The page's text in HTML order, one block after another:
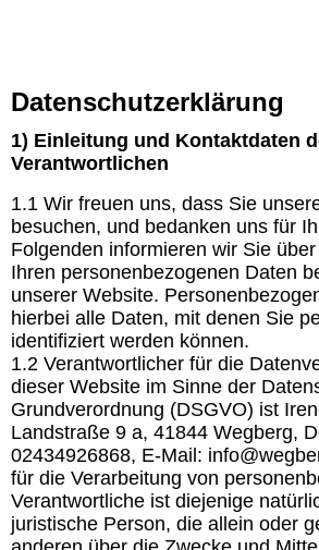
Datenschutzerklärung
1) Einleitung und Kontaktdaten
Verantwortlichen
1.1 Wir freuen uns, dass Sie
besuchen, und bedanken uns für
Folgenden informieren wir Sie
Ihren personenbezogenen Daten
unserer Website.
hierbei alle Daten, mit denen Sie
identifiziert werden können.
1.2 Verantwortlicher für die
dieser Website im Sinne der
Grundverordnung (DSGVO) ist
Landstraße 9 a, 41844 Wegberg,
02434926868, E-Mail:
für die Verarbeitung von
Verantwortliche ist diejenige
juristische Person, die allein oder